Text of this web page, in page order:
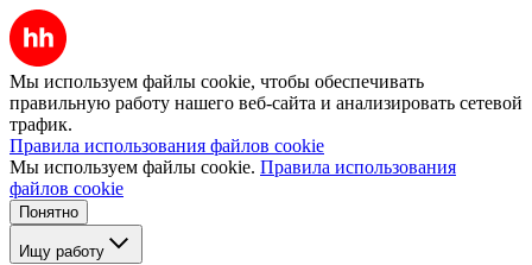
Мы используем файлы cookie, чтобы обеспечивать
правильную работу нашего веб-сайта и анализировать сетевой
трафик.
Правила использования файлов cookie
Мы используем файлы cookie. Правила использования
файлов cookie
Понятно
Ищу работу